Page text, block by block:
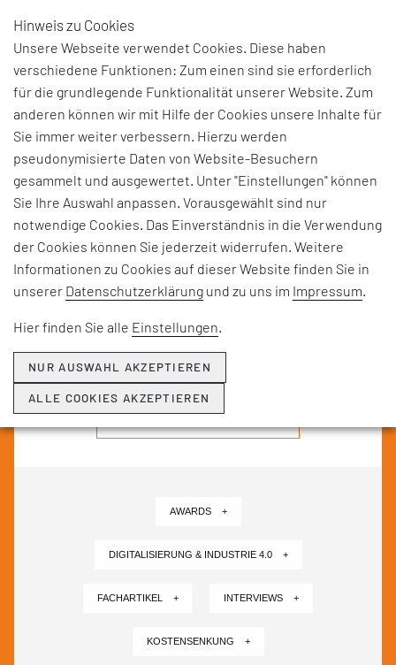
THEMEN & NEWS
Beiträge und Interviews zu aktuellen Fach-, Technologie-
und Branchenherausforderungen, Informationen zu
unseren Beratungsangeboten, Seminaren und Events
sowie Unternehmensthemen:
Hier erfahren Sie, was EFESO bewegt.
AWARDS +
DIGITALISIERUNG & INDUSTRIE 4.0 +
FACHARTIKEL + INTERVIEWS +
KOSTENSENKUNG +
Hinweis zu Cookies
Unsere Webseite verwendet Cookies. Diese haben
verschiedene Funktionen: Zum einen sind sie erforderlich
für die grundlegende Funktionalität unserer Website. Zum
anderen können wir mit Hilfe der Cookies unsere Inhalte für
Sie immer weiter verbessern. Hierzu werden
pseudonymisierte Daten von Website-Besuchern
gesammelt und ausgewertet. Unter "Einstellungen" können
Sie Ihre Auswahl anpassen. Vorausgewählt sind nur
notwendige Cookies. Das Einverständnis in die Verwendung
der Cookies können Sie jederzeit widerrufen. Weitere
Informationen zu Cookies auf dieser Website finden Sie in
unserer Datenschutzerklärung und zu uns im Impressum.
Hier finden Sie alle Einstellungen.
NUR AUSWAHL AKZEPTIEREN
ALLE COOKIES AKZEPTIEREN